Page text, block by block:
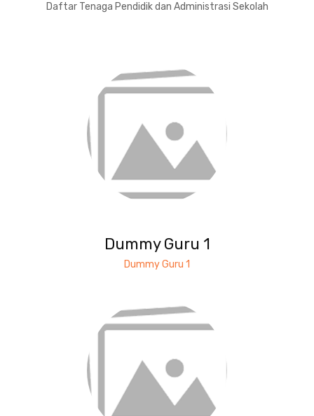
Daftar Tenaga Pendidik dan Administrasi Sekolah
Dummy Guru 1
Dummy Guru 1